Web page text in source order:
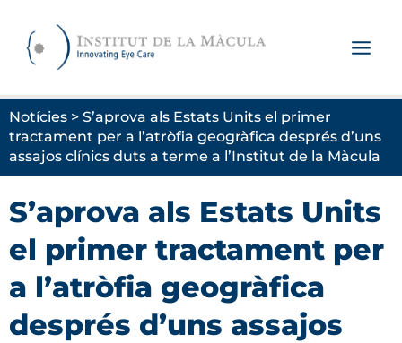
contingut
Notícies > S’aprova als Estats Units el primer
tractament per a l’atròfia geogràfica després d’uns
assajos clínics duts a terme a l’Institut de la Màcula
S’aprova als Estats Units
el primer tractament per
a l’atròfia geogràfica
després d’uns assajos